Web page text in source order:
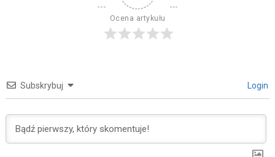
Ocena artykułu
Subskrybuj Login